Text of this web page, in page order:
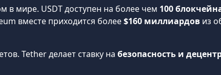
мире. USDT доступен на более чем 100
вместе приходится более$160 миллиардов из
Tether делает ставку на безопасность и